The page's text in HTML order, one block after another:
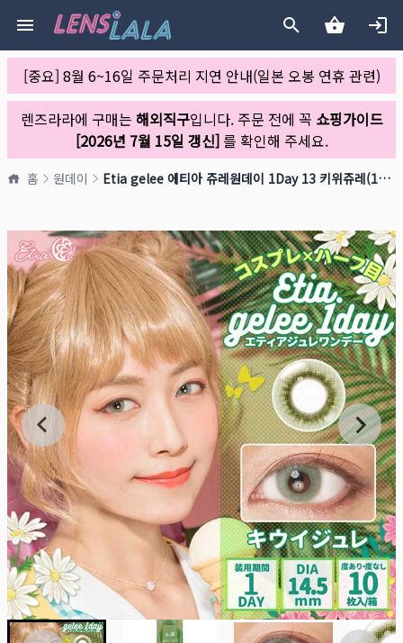
[중요] 8월 6~16일 주문처리 지연 안내(일본 오봉 연휴 관련)
렌즈라라에 구매는 해외직구입니다. 주문 전에 꼭 쇼핑가이드
[2026년 7월 15일 갱신]를 확인해 주세요.
홈 원데이 Etia gelee 에티아 쥬레원데이 1Day 13 키위쥬레(1박스 10개들이)